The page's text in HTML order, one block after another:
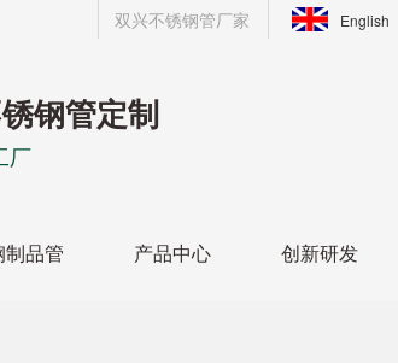
双兴不锈钢管厂家 English
钢管定制
厂
品管 产品中心 创新研发